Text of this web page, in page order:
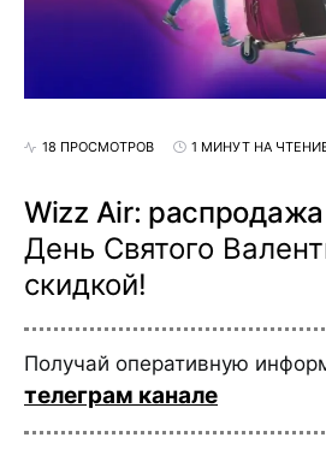
18 ПРОСМОТРОВ 1 МИНУТ НА
Wizz Air: распродажа
День Святого
скидкой!
Получай оперативную
телеграм канале